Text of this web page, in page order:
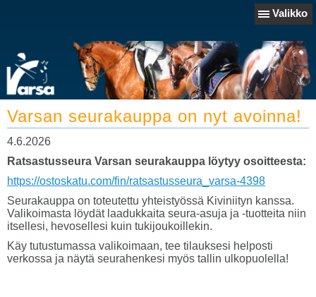
Valikko
Varsan seurakauppa on nyt avoinna!
4.6.2026
Ratsastusseura Varsan seurakauppa löytyy osoitteesta:
https://ostoskatu.com/fin/ratsastusseura_varsa-4398
Seurakauppa on toteutettu yhteistyössä Kiviniityn kanssa.
Valikoimasta löydät laadukkaita seura-asuja ja -tuotteita niin
itsellesi, hevosellesi kuin tukijoukoillekin.
Käy tutustumassa valikoimaan, tee tilauksesi helposti
verkossa ja näytä seurahenkesi myös tallin ulkopuolella!